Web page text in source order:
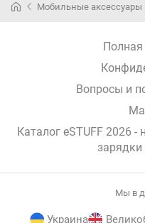
х
д
о
Мобильные аксессуары
Полная
Вопросы и
Каталог eSTUFF 2026 -
Мы в
Украина